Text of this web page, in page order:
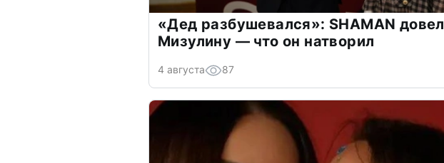
«Дед разбушевался»: SHAMAN довел
Мизулину — что он натворил
4 августа 87